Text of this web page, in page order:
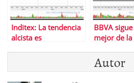
Inditex: La tendencia
alcista es
BBVA
mejor de la
Autor